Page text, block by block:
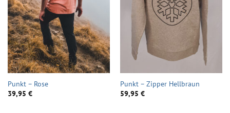
Punkt – Rose
39,95 €
Punkt – Zipper Hellbraun
59,95 €